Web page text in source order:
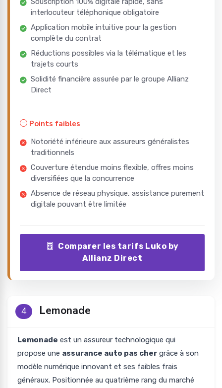
interlocuteur téléphonique obligatoire
Application mobile intuitive pour la gestion
complète du contrat
Réductions possibles via la télématique et les
trajets courts
Solidité financière assurée par le groupe Allianz
Direct
Points faibles
Notoriété inférieure aux assureurs généralistes
traditionnels
Couverture étendue moins flexible, offres moins
diversifiées que la concurrence
Absence de réseau physique, assistance purement
digitale pouvant être limitée
Comparer les tarifs Luko by
Allianz Direct
4 Lemonade
Lemonade est un assureur technologique qui
propose une assurance auto pas cher grâce à son
modèle numérique innovant et ses faibles frais
généraux. Positionnée au quatrième rang du marché